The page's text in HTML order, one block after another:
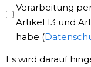
Policy
Verarbeitung
Artikel 13 und
habe (
Es wird darauf